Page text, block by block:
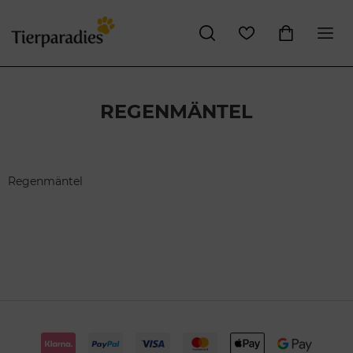
REGENMÄNTEL
Regenmäntel